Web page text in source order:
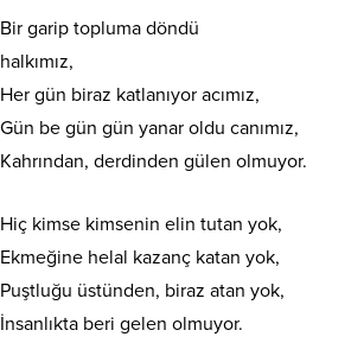
Bir garip topluma döndü
halkımız,
Her gün biraz katlanıyor acımız,
Gün be gün gün yanar oldu canımız,
Kahrından, derdinden gülen olmuyor.
Hiç kimse kimsenin elin tutan yok,
Ekmeğine helal kazanç katan yok,
Puştluğu üstünden, biraz atan yok,
İnsanlıkta beri gelen olmuyor.